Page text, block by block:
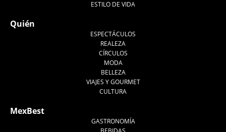
ESTILO DE VIDA
Quién
ESPECTÁCULOS
REALEZA
CÍRCULOS
MODA
BELLEZA
VIAJES Y GOURMET
CULTURA
MexBest
GASTRONOMÍA